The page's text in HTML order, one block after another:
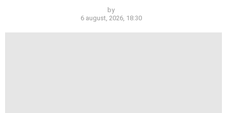
by
6 august, 2026, 18:30